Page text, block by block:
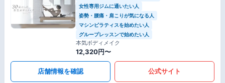
女性専用ジムに通いたい人
姿勢・腰痛・肩こりが気になる人
マシンピラティスを始めたい人
グループレッスンで始めたい人
本気ボディメイク
12,320円〜
店舗情報を確認 公式サイト